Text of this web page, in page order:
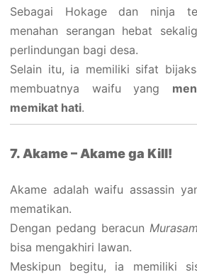
Sebagai Hokage dan ninja
menahan serangan hebat
perlindungan bagi desa.
Selain itu, ia memiliki sifat
membuatnya waifu yang
memikat hati.
7. Akame – Akame ga Kill!
Akame adalah waifu assassin
mematikan.
Dengan pedang beracun
bisa mengakhiri lawan.
Meskipun begitu, ia memiliki